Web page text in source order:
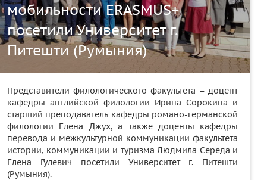
мобильности ERASMUS+
посетили Университет г.
Питешти (Румыния)
Представители филологического факультета – доцент
кафедры английской филологии Ирина Сорокина и
старший преподаватель кафедры романо-германской
филологии Елена Джух, а также доценты кафедры
перевода и межкультурной коммуникации факультета
истории, коммуникации и туризма Людмила Середа и
Елена Гулевич посетили Университет г. Питешти
(Румыния).